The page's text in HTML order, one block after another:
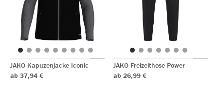
JAKO Kapuzenjacke Iconic
ab 37,94 €
JAKO Freizeithose Power
ab 26,99 €